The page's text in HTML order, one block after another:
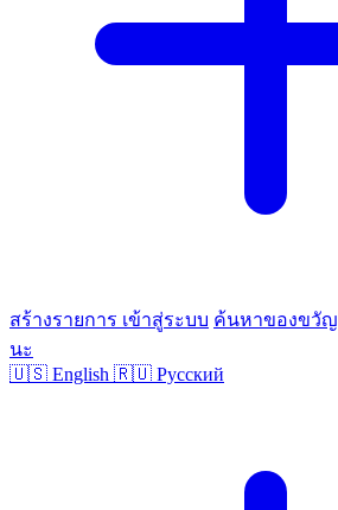
สร้างรายการ เข้าสู่ระบบ ค้นหาของขวัญ
นะ
🇺🇸 English 🇷🇺 Русский